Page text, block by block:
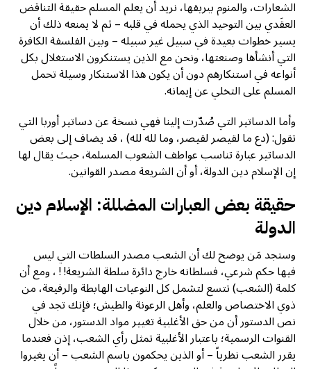
الشعارات، والمنوم ببريقها، نريد أن يعلم المسلم حقيقة التناقض
العقَدي بين التوحيد الذي يحمله في قلبه – ثم لا يمنعه ذلك أن
يسير خطوات بعيدة في سبيل غير سبيله – وبين الفلسفة الكافرة
التي أنشأها وصنعتها، ونحن مع الذين يستنكرون الاستغلال بكل
أنواعه في استنكارهم دون أن يكون هذا الاستنكار وسيلة تحمل
المسلم على التخلي عن إيمانه.
وأما الدساتير التي صُدّرت إلينا فهي نسخة عن دساتير أوربا التي
تقول: (دع ما لقيصر لقيصر، وما لله لله) ، قد يضاف إلى بعض
الدساتير عبارة تناسب عواطف الشعوب المسلمة، حيث يقال لها
إن الإسلام دين الدولة، أو أن الشريعة مصدر القوانين.
حقيقة بعض العبارات المضللة: الإسلام دين
الدولة
وستجد مَن يوضح لك أن الشعب مصدر السلطات التي ليس
فيها حكم شرعي، فسلطانه خارج دائرة سلطة الشريعة! ! ، ومع أن
كلمة (الشعب) تتسع لتشمل كل النوعيات الهابطة والرفيعة، من
ذوي الاختصاص والعلم، وأهل الرعونة والطيش؛ فإنك تجد في
نص الدستور أن من حق الأغلبية تغيير مواد الدستور، من خلال
القنوات الرسمية؛ باعتبار الأغلبية تمثل رأي الشعب، إذن فعندما
يقرر الشعب نظرياً – أو الذين يحكمون باسم الشعب – أن يغيروا